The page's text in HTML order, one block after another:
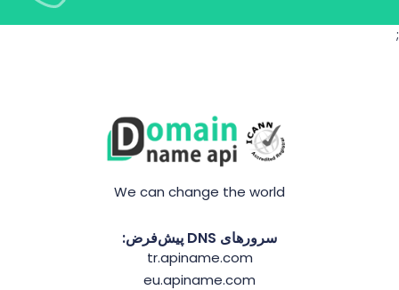
;
We can change the world
سرورهای DNS پیش‌فرض:
tr.apiname.com
eu.apiname.com